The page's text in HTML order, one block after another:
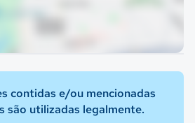
contidas e/ou mencionadas
são utilizadas legalmente.